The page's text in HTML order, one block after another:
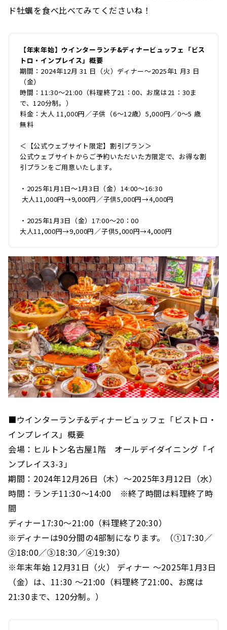
ド牡蠣を食べ比べてみてくださいね！
【年末年始】ウインターランチ&ディナービュッフェ「ビス
トロ・インプレイス」概要
期間：2024年12月 31 日（火）ディナー～2025年1 月3 日
（金）
時間：11:30～21:00（料理終了21：00、お席は21：30ま
で、120分制。）
料金：大人 11,000円／子供（6～12歳）5,000円／0～5 歳
無料
＜【公式ウェブサイト限定】割引プラン＞
公式ウェブサイトからご予約いただいた方限定で、お得な割
引プランをご用意いたします。
・2025年1月1日～1月3日（金）14:00～16:30
大人11,000円→9,000円／子供5,000円→4,000円
・2025年1月3日（金）17:00～20：00
大人11,000円→9,000円／子供5,000円→4,000円
■ウインターランチ&ディナービュッフェ「ビストロ・
インプレイス」概要
会場：ヒルトン名古屋1階 オールデイダイニング「イ
ンプレイス3-3」
期間：2024年12月26日（木）～2025年3月12日（水）
時間：ランチ11:30～14:00 ※終了時間は料理終了時
間
ディナー17:30～21:00（料理終了20:30）
※ディナーは90分間の4部制になります。（①17:30／
②18:00／③18:30／④19:30）
※年末年始 12月31日（火） ディナー ～2025年1月3日
（金）は、11:30 ～21:00（料理終了21:00、お席は
21:30まで、120分制。）